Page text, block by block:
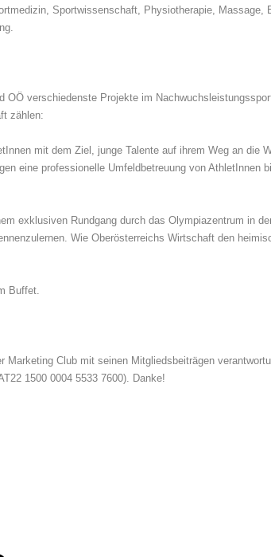
Sportwissenschaft, Physiotherapie, Massage,
OÖ verschiedenste Projekte im
zählen:
mit dem Ziel, junge Talente auf ihrem Weg an die
eine professionelle Umfeldbetreuung von AthletInnen
exklusiven Rundgang durch das Olympiazentrum in
Wie Oberösterreichs Wirtschaft den
Buffet.
Club mit seinen Mitgliedsbeiträgen
1500 0004 5533 7600). Danke!